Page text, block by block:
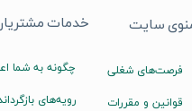
خدمات
چگونه به شما
رویه‌های
سایت
فرصت‌های شغلی
قوانین و مقررات